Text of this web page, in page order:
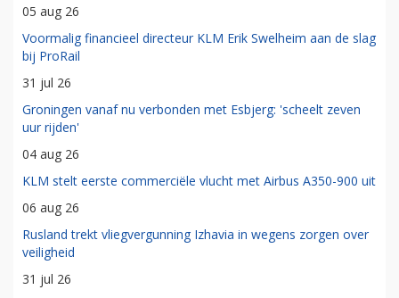
05 aug 26
Voormalig financieel directeur KLM Erik Swelheim aan de slag
bij ProRail
31 jul 26
Groningen vanaf nu verbonden met Esbjerg: 'scheelt zeven
uur rijden'
04 aug 26
KLM stelt eerste commerciële vlucht met Airbus A350-900 uit
06 aug 26
Rusland trekt vliegvergunning Izhavia in wegens zorgen over
veiligheid
31 jul 26